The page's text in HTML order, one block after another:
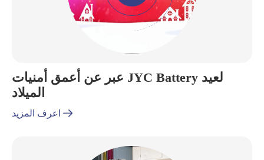
عبر عن أعمق أمنيات JYC Battery لعيد
الميلاد
